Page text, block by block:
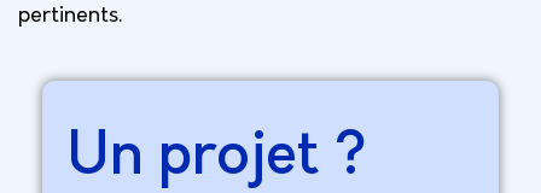
pertinents.
Un projet ?